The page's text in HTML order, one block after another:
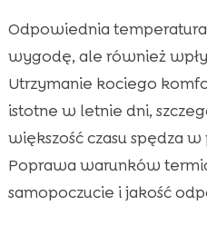
Odpowiednia
wygodę, ale również
Utrzymanie kociego
istotne w letnie dni,
większość czasu spędza
Poprawa warunków
samopoczucie i jakość